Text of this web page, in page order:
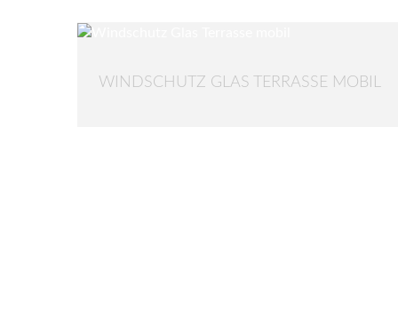
WINDSCHUTZ GLAS TERRASSE MOBIL